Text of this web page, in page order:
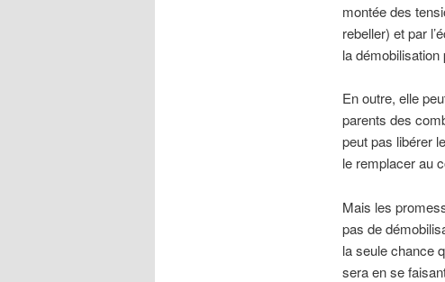
montée des
rebeller) et par
la démobilisation
En outre, elle
parents des
peut pas libérer
le remplacer au
Mais les
pas de
la seule chance
sera en se